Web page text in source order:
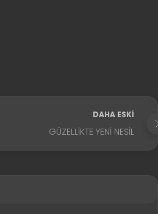
DAHA ESKI
GÜZELLIKTE YENI NESIL